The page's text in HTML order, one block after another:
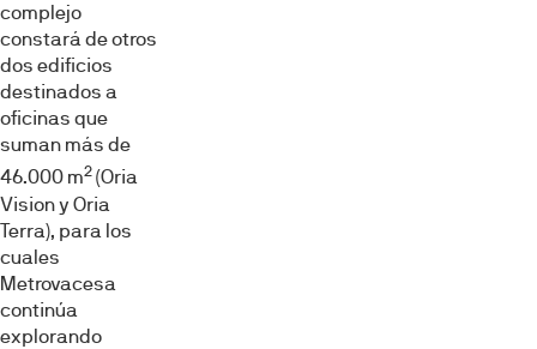
complejo
constará de otros
dos edificios
destinados a
oficinas que
suman más de
46.000 m2 (Oria
Vision y Oria
Terra), para los
cuales
Metrovacesa
continúa
explorando